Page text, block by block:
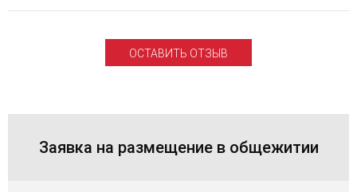
ОСТАВИТЬ ОТЗЫВ
Заявка на размещение в общежитии